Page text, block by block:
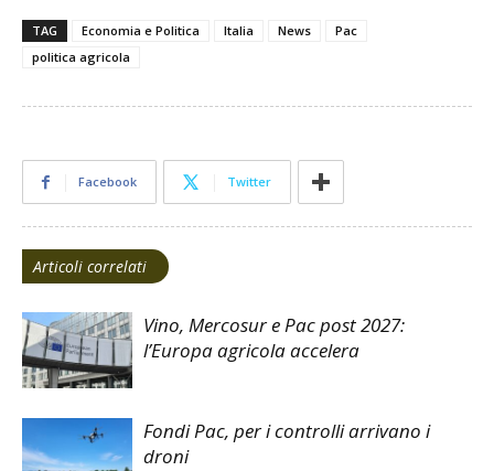
TAG Economia e Politica Italia News
Pac
politica agricola
Facebook Twitter
Articoli correlati
Vino, Mercosur e Pac post 2027:
l’Europa agricola accelera
Fondi Pac, per i controlli arrivano i
droni